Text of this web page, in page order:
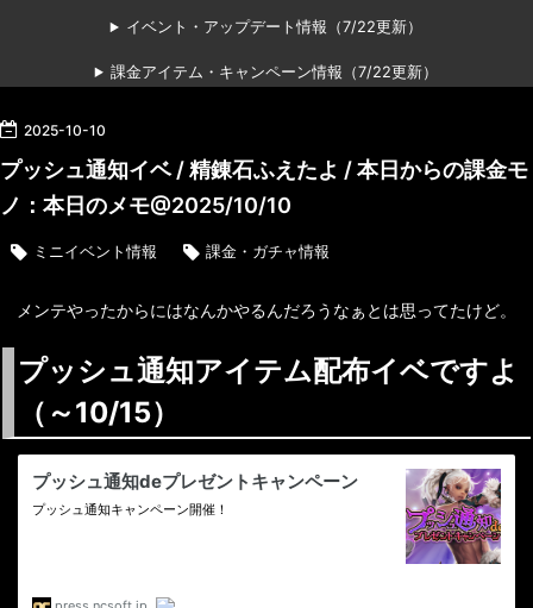
イベント・アップデート情報（7/22更新）
課金アイテム・キャンペーン情報（7/22更新）
2025-10-10
プッシュ通知イベ / 精錬石ふえたよ / 本日からの課金モ
ノ：本日のメモ@2025/10/10
ミニイベント情報 課金・ガチャ情報
メンテやったからにはなんかやるんだろうなぁとは思ってたけど。
プッシュ通知アイテム配布イベですよ
（～10/15）